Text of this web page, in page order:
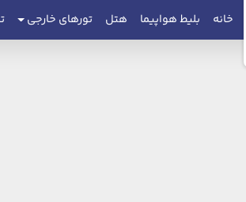
خانه بلیط هواپیما هتل تورهای خارجی